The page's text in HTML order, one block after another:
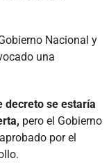
Nacional y
una
decreto se estaría
pero el Gobierno
por el